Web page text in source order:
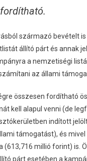
származó bevételt
állító párt és annak
a nemzetiségi
az állami
összesen fordítható
kell alapul venni (de
indított
támogatást), és
(613,716 millió forint) is.
párt esetében a